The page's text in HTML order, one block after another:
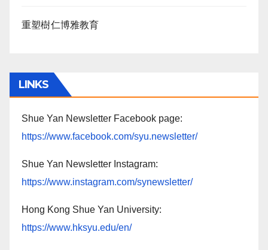
重塑樹仁博雅教育
LINKS
Shue Yan Newsletter Facebook page:
https://www.facebook.com/syu.newsletter/
Shue Yan Newsletter Instagram:
https://www.instagram.com/synewsletter/
Hong Kong Shue Yan University:
https://www.hksyu.edu/en/